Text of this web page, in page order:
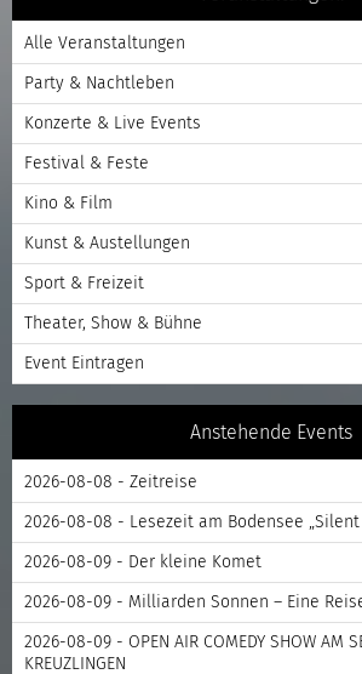
Alle Veranstaltungen
Party & Nachtleben
Konzerte & Live Events
Festival & Feste
Kino & Film
Kunst & Austellungen
Sport & Freizeit
Theater, Show & Bühne
Event Eintragen
Anstehende Events
2026-08-08 - Zeitreise
2026-08-08 - Lesezeit am Bodensee „Silent
2026-08-09 - Der kleine Komet
2026-08-09 - Milliarden Sonnen – Eine
2026-08-09 - OPEN AIR COMEDY SHOW AM
KREUZLINGEN